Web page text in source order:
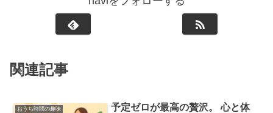
関連記事
おうち時間の趣味
予定ゼロが最高の贅沢。 心と体